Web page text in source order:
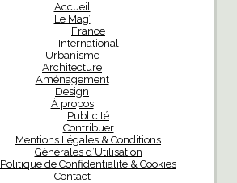
Accueil
Le Mag’
France
International
Urbanisme
Architecture
Aménagement
Design
À propos
Publicité
Contribuer
Mentions Légales & Conditions
Générales d’Utilisation
Politique de Confidentialité & Cookies
Contact